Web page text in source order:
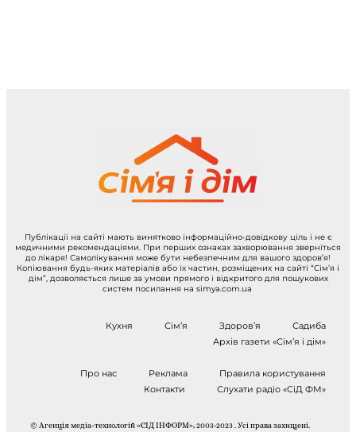
Публікації на сайті мають винятково інформаційно-довідкову ціль і не є
медичними рекомендаціями. При перших ознаках захворювання зверніться
до лікаря! Самолікування може бути небезпечним для вашого здоров’я!
Копіювання будь-яких матеріалів або їх частин, розміщених на сайті “Сім’я і
дім”, дозволяється лише за умови прямого і відкритого для пошукових
систем посилання на simya.com.ua
Кухня Сім’я Здоров’я
Садиба
Архів газети «Сім’я і дім»
Про нас Реклама
Правила користування
Контакти
Слухати радіо «СіД ФМ»
© Агенція медіа-технологій «СІД ІНФОРМ», 2003-2023 . Усі права захищені.